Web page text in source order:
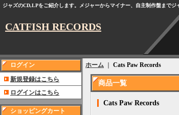
ジャズのCD,LPをご紹介します。メジャーからマイナー、自主制作盤までジ
CATFISH RECORDS
ログイン
新規登録はこちら
ログインはこちら
ショッピングカート
ホーム Cats Paw Records
商品一覧
Cats Paw Records